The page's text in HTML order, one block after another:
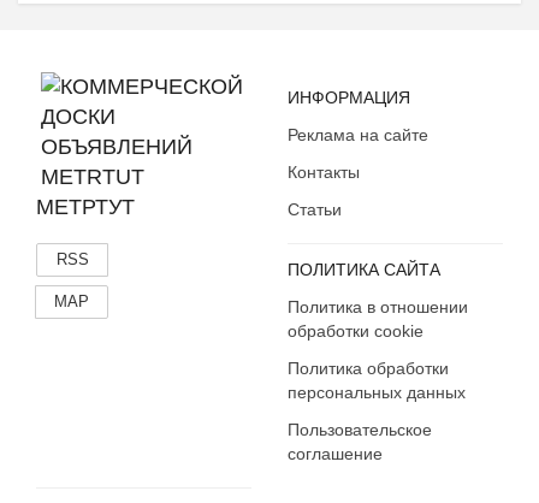
МЕТРТУТ
RSS
MAP
ИНФОРМАЦИЯ
Реклама на сайте
Контакты
Статьи
ПОЛИТИКА САЙТА
Политика в отношении
обработки cookie
Политика обработки
персональных данных
Пользовательское
соглашение